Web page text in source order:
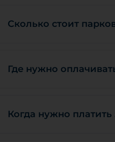
Сколько стоит
Где нужно
Когда нужно